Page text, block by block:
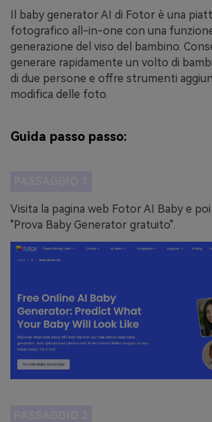
Il baby generator AI di Fotor è una
fotografico all-in-one con una
generazione del viso del bambino.
generare rapidamente un volto di
di due persone e offre strumenti
modifica delle foto.
Guida passo passo:
Visita la pagina web Fotor AI Baby e
"Prova Baby Generator gratuito".